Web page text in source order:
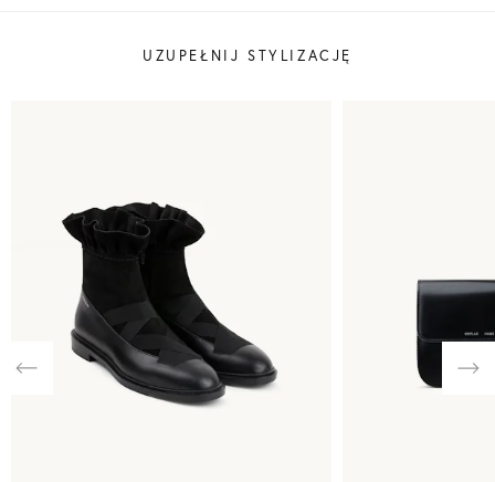
UZUPEŁNIJ STYLIZACJĘ
Previous